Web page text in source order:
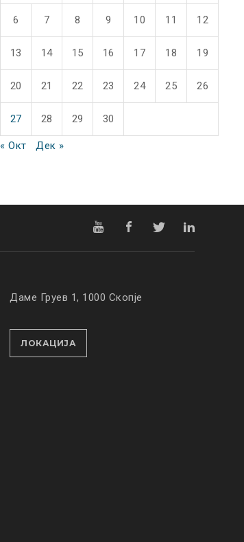
6 7 8 9 10 11 12
13 14 15 16 17 18 19
20 21 22 23 24 25 26
27 28 29 30
« Окт Дек »
Даме Груев 1, 1000 Скопје
ЛОКАЦИЈА